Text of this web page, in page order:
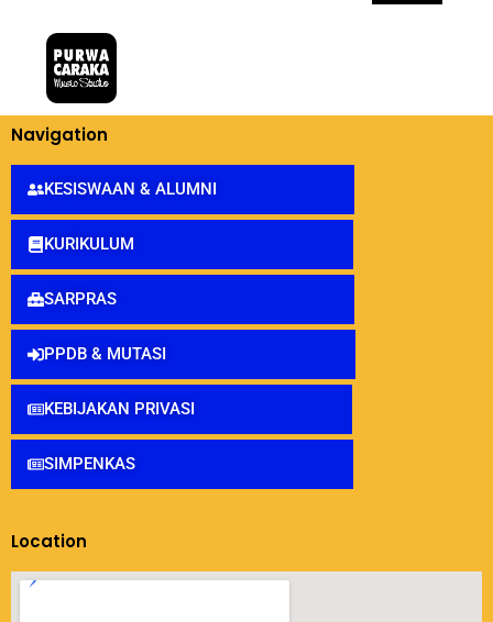
Navigation
KESISWAAN & ALUMNI
KURIKULUM
SARPRAS
PPDB & MUTASI
KEBIJAKAN PRIVASI
SIMPENKAS
Location